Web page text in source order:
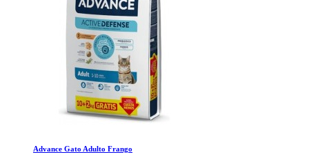
Advance Gato Adulto Frango